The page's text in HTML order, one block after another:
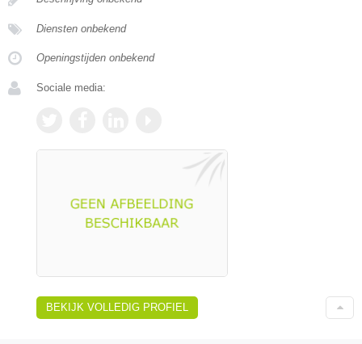
Diensten onbekend
Openingstijden onbekend
Sociale media:
BEKIJK VOLLEDIG PROFIEL